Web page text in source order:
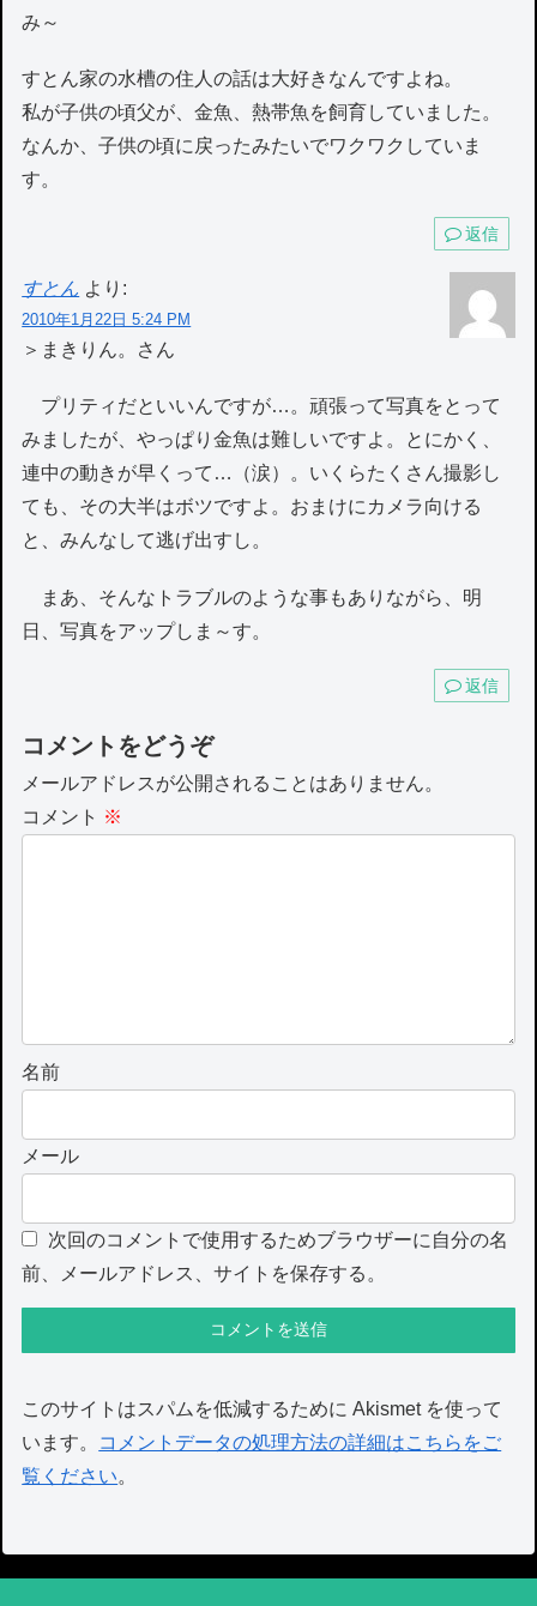
み～
すとん家の水槽の住人の話は大好きなんですよね。
私が子供の頃父が、金魚、熱帯魚を飼育していました。
なんか、子供の頃に戻ったみたいでワクワクしていま
す。
返信
すとん より:
2010年1月22日 5:24 PM
＞まきりん。さん
プリティだといいんですが…。頑張って写真をとって
みましたが、やっぱり金魚は難しいですよ。とにかく、
連中の動きが早くって…（涙）。いくらたくさん撮影し
ても、その大半はボツですよ。おまけにカメラ向ける
と、みんなして逃げ出すし。
まあ、そんなトラブルのような事もありながら、明
日、写真をアップしま～す。
返信
コメントをどうぞ
メールアドレスが公開されることはありません。
コメント ※
名前
メール
次回のコメントで使用するためブラウザーに自分の名
前、メールアドレス、サイトを保存する。
このサイトはスパムを低減するために Akismet を使って
います。
コメントデータの処理方法の詳細はこちらをご
覧ください。